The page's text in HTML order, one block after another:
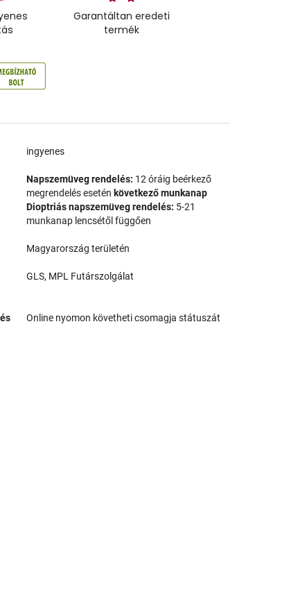
Garantáltan eredeti
termék
ingyenes
Napszemüveg rendelés: 12 óráig beérkező
megrendelés esetén következő munkanap
Dioptriás napszemüveg rendelés: 5-21
munkanap lencsétől függően
Magyarország területén
GLS, MPL Futárszolgálat
Online nyomon követheti csomagja státuszát